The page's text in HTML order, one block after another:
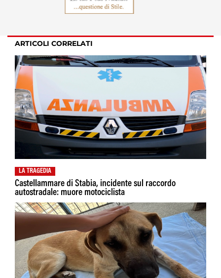
ARTICOLI CORRELATI
LA TRAGEDIA
Castellammare di Stabia, incidente sul raccordo
autostradale: muore motociclista